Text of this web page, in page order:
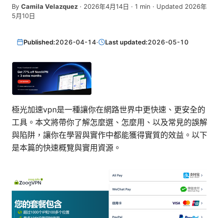
By Camila Velazquez · 2026年4月14日 · 1 min · Updated 2026年
5月10日
Published:2026-04-14· Last updated:2026-05-10
極光加速vpn是一種讓你在網路世界中更快速、更安全的
工具。本文將帶你了解怎麼選、怎麼用、以及常見的誤解
與陷阱，讓你在學習與實作中都能獲得實質的效益。以下
是本篇的快速概覽與實用資源。